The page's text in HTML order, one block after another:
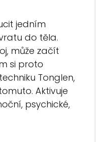
jedním
do těla.
může začít
si proto
Tonglen,
Aktivuje
psychické,